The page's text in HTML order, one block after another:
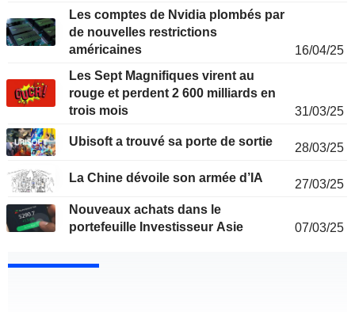
Les comptes de Nvidia plombés par
de nouvelles restrictions
américaines
16/04/25
Les Sept Magnifiques virent au
rouge et perdent 2 600 milliards en
trois mois
31/03/25
Ubisoft a trouvé sa porte de sortie 28/03/25
La Chine dévoile son armée d’IA
27/03/25
Nouveaux achats dans le
portefeuille Investisseur Asie
07/03/25